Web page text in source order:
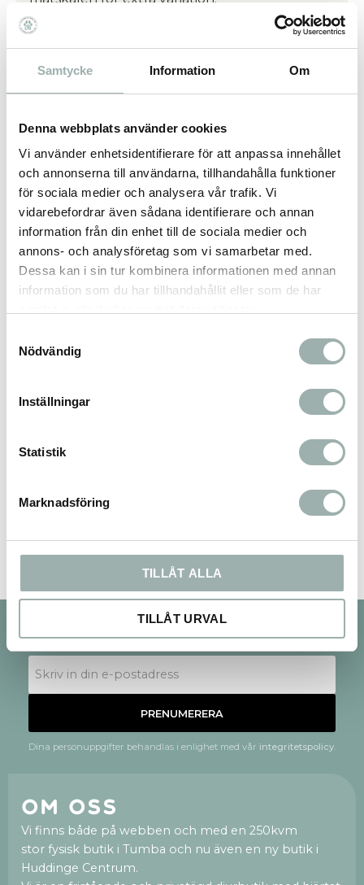
Samtycke Information Om
Denna webbplats använder cookies
Vi använder enhetsidentifierare för att anpassa innehållet
och annonserna till användarna, tillhandahålla funktioner
för sociala medier och analysera vår trafik. Vi
vidarebefordrar även sådana identifierare och annan
information från din enhet till de sociala medier och
annons- och analysföretag som vi samarbetar med.
Dessa kan i sin tur kombinera informationen med annan
information som du har tillhandahållit eller som de har
Nödvändig
Inställningar
Statistik
Marknadsföring
TILLÅT ALLA
TILLÅT URVAL
Fötterna består mestadels utav brosk vilket
gör den extra knaprig.
Ett väldigt rejält tugg som håller längre än
man tror.
Ca 25 cm långa.
Ett bra tugg för att bibehålla god tandhygien.
Luktar ej.
Näringsinnehåll (%)
Råprotein 63,2 Råfett 5,9 Råaska 19,8
Vattenhalt 4,6
Omdömen
Nyhetsbrev
PRENUMERERA
Dina personuppgifter behandlas i enlighet med vår integritetspolicy.
Om oss
Vi finns både på webben och med en 250kvm
stor fysisk butik i Tumba och nu även en ny butik i
Huddinge Centrum.